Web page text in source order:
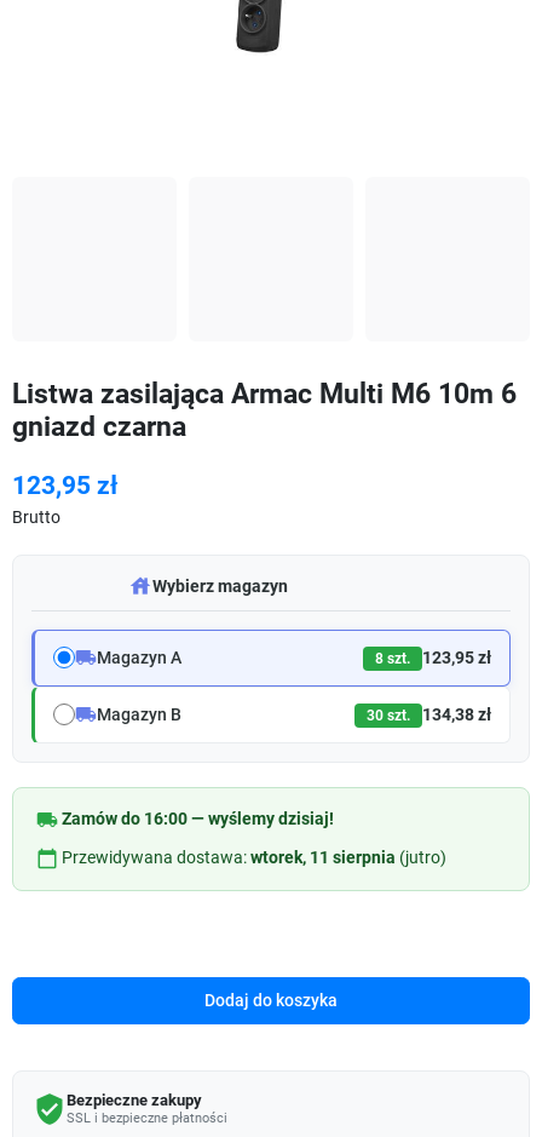
Listwa zasilająca Armac Multi M6 10m 6
gniazd czarna
123,95 zł
Brutto
warehouseWybierz magazyn
local_shippingMagazyn A 8 szt. 123,95 zł
local_shippingMagazyn B 30 szt. 134,38 zł
local_shippingZamów do 16:00 — wyślemy dzisiaj!
calendar_today Przewidywana dostawa:wtorek, 11 sierpnia (jutro)
Dodaj do koszyka
verified_user Bezpieczne zakupy
SSL i bezpieczne płatności